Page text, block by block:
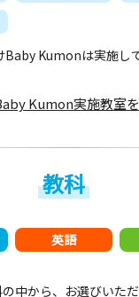
Kumonは実施し
Kumon実施教室
教科
英語
中から、お選びいただ